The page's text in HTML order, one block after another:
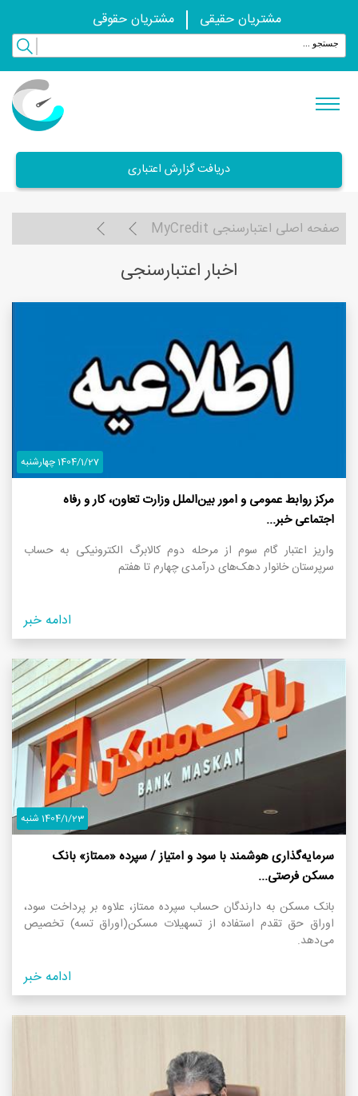
مشتریان حقیقی مشتریان حقوقی
دریافت گزارش اعتباری
صفحه اصلی اعتبارسنجی MyCredit
اخبار اعتبارسنجی
1404/1/27 چهارشنبه
مرکز روابط عمومی و امور بین‌الملل وزارت تعاون، کار و رفاه
اجتماعی خبر...
واریز اعتبار گام سوم از مرحله دوم کالابرگ الکترونیکی به حساب
سرپرستان خانوار‌ دهک‌های درآمدی چهارم تا هفتم
ادامه خبر
1404/1/23 شنبه
سرمایه‌گذاری هوشمند با سود و امتیاز / سپرده «ممتاز» بانک
مسکن فرصتی...
بانک مسکن به دارندگان حساب سپرده ممتاز، علاوه بر پرداخت سود،
اوراق حق تقدم استفاده از تسهیلات مسکن(اوراق تسه) تخصیص
می‌دهد.
ادامه خبر